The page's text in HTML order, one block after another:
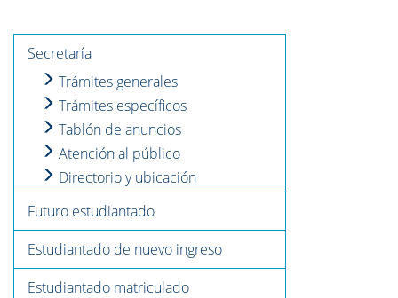
Secretaría
Trámites generales
Trámites específicos
Tablón de anuncios
Atención al público
Directorio y ubicación
Futuro estudiantado
Estudiantado de nuevo ingreso
Estudiantado matriculado